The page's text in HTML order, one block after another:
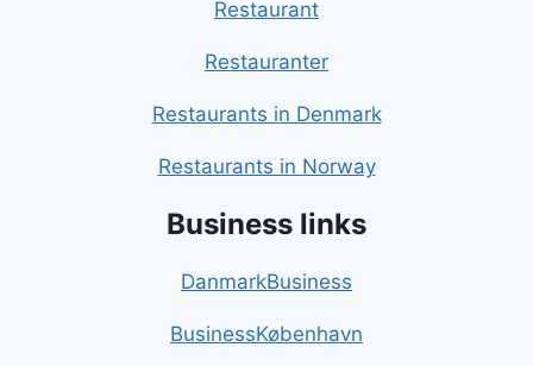
Restaurant
Restauranter
Restaurants in Denmark
Restaurants in Norway
Business links
DanmarkBusiness
BusinessKøbenhavn